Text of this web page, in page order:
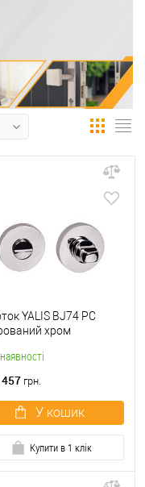
YALIS BJ74 PC
хром
457 грн.
У кошик
Купити в 1 клік